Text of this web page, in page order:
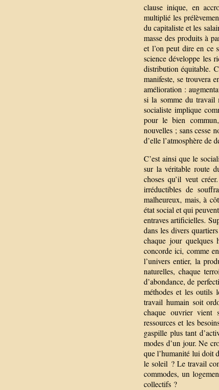
clause inique, en
multiplié les
du capitaliste et les
masse des produits à
et l’on peut dire en ce
science développe les
distribution équitable.
manifeste, se trouvera
amélioration :
si la somme du travail
socialiste implique
pour le bien
nouvelles ; sans cesse
d’elle l’atmosphère de
C’est ainsi que le
sur la véritable route
choses qu’il veut
irréductibles de
malheureux, mais, à
état social et qui
entraves artificielles.
dans les divers
chaque jour quelques
concorde ici, comme
l’univers entier, la
naturelles, chaque
d’abondance, de
méthodes et les outils
travail humain soit
chaque ouvrier vient
ressources et les
gaspille plus tant
modes d’un jour. Ne
que l’humanité lui doit
le soleil ? Le travail
commodes, un
collectifs ?